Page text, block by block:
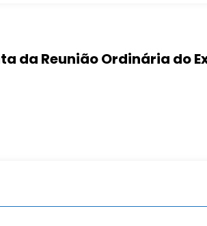
da Reunião Ordinária do